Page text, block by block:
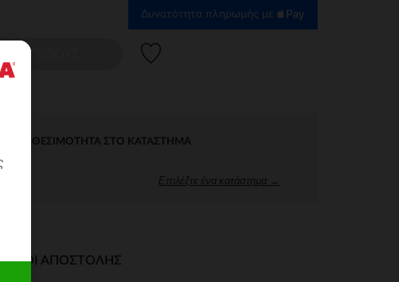
Δυνατότητα πληρωμής με
ΜΕΓΕΘΟΥΣ
ΔΙΑΘΕΣΙΜΌΤΗΤΑ ΣΤΟ ΚΑΤΆΣΤΗΜΑ
Επιλέξτε ένα κατάστημα →
ΑΠΟΣΤΟΛΉΣ